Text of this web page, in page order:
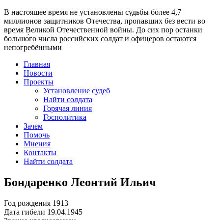
В настоящее время не установлены судьбы более 4,7
миллионов защитников Отечества, пропавших без вести во
время Великой Отечественной войны. До сих пор останки
большо́го числа российских солдат и офицеров остаются
непогребёнными
Главная
Новости
Проекты
Установление судеб
Найти солдата
Горячая линия
Госполитика
Зачем
Помочь
Мнения
Контакты
Найти солдата
Бондаренко Леонтий Ильич
Год рождения 1913
Дата гибели 19.04.1945